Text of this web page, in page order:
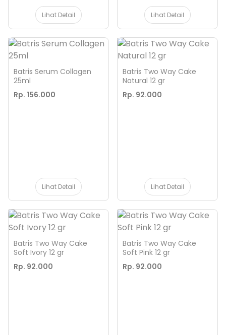
Lihat Detail Lihat Detail
Batris Serum Collagen
25ml
Rp. 156.000
Lihat Detail
Batris Two Way Cake
Natural 12 gr
Rp. 92.000
Lihat Detail
Batris Two Way Cake
Soft Ivory 12 gr
Rp. 92.000
Batris Two Way Cake
Soft Pink 12 gr
Rp. 92.000